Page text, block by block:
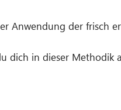
Anwendung der frisch
dich in dieser Methodik